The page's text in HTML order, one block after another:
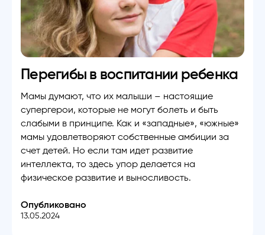
Перегибы в воспитании ребенка
Мамы думают, что их малыши – настоящие
супергерои, которые не могут болеть и быть
слабыми в принципе. Как и «западные», «южные»
мамы удовлетворяют собственные амбиции за
счет детей. Но если там идет развитие
интеллекта, то здесь упор делается на
физическое развитие и выносливость.
Опубликовано
13.05.2024